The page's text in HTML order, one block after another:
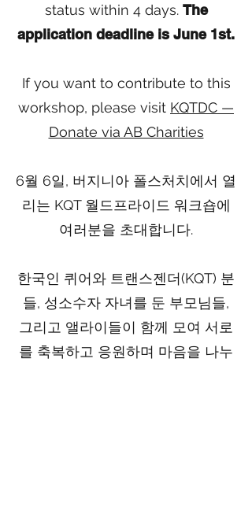
status within 4 days. The
application deadline is June 1st.
If you want to contribute to this
workshop, please visit KQTDC —
Donate via AB Charities
6월 6일, 버지니아 폴스처치에서 열
리는 KQT 월드프라이드 워크숍에
여러분을 초대합니다.
한국인 퀴어와 트랜스젠더(KQT) 분
들, 성소수자 자녀를 둔 부모님들,
그리고 앨라이들이 함께 모여 서로
를 축복하고 응원하며 마음을 나누